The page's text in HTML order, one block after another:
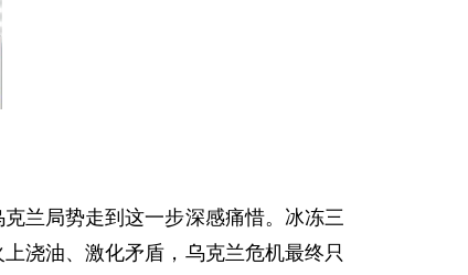
兰局势走到这一步深感痛惜。冰冻三
浇油、激化矛盾，乌克兰危机最终只